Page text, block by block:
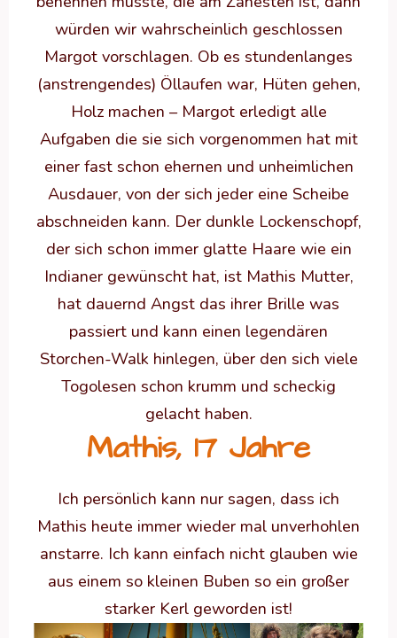
würden wir wahrscheinlich geschlossen
Margot vorschlagen. Ob es stundenlanges
(anstrengendes) Öllaufen war, Hüten gehen,
Holz machen – Margot erledigt alle
Aufgaben die sie sich vorgenommen hat mit
einer fast schon ehernen und unheimlichen
Ausdauer, von der sich jeder eine Scheibe
abschneiden kann. Der dunkle Lockenschopf,
der sich schon immer glatte Haare wie ein
Indianer gewünscht hat, ist Mathis Mutter,
hat dauernd Angst das ihrer Brille was
passiert und kann einen legendären
Storchen-Walk hinlegen, über den sich viele
Togolesen schon krumm und scheckig
gelacht haben.
Mathis, 17 Jahre
Ich persönlich kann nur sagen, dass ich
Mathis heute immer wieder mal unverhohlen
anstarre. Ich kann einfach nicht glauben wie
aus einem so kleinen Buben so ein großer
starker Kerl geworden ist!